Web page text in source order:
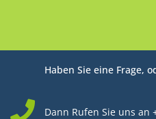
Haben Sie eine Frage,
Dann Rufen Sie uns an